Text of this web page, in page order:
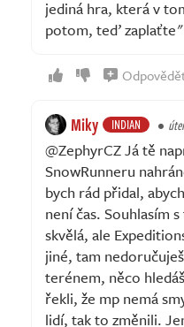
jediná hra, která v
potom, teď zaplaťte"
Miky INDIAN
@ZephyrCZ Já tě
SnowRunneru
bych rád přidal,
není čas. Souhlasím
skvělá, ale
jiné, tam
terénem, něco
řekli, že mp nemá
lidí, tak to změnili.